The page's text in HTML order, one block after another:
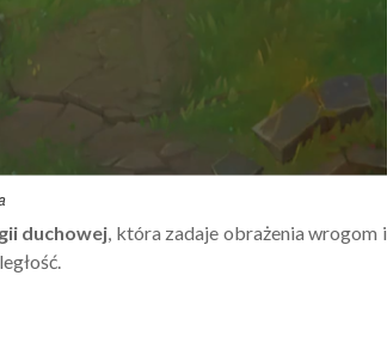
duchowej , która zadaje obrażenia wrogom i